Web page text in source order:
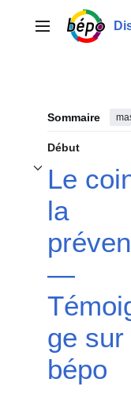
contenuMenu principal
Sommaire
Début
Le
la
—
ge sur
bépo
Afficher / masquer la